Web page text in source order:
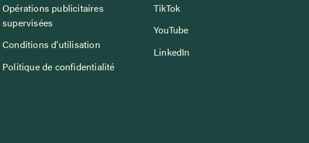
Opérations publicitaires
supervisées
Conditions d’utilisation
Politique de confidentialité
TikTok
YouTube
LinkedIn